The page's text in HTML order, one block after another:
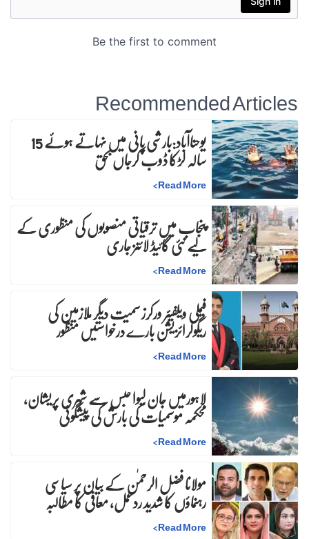
Recommended Articles
یوحناآباد:بارشی پانی میں نہاتے ہوئے 15 سالہ لڑکا ڈوب کرجاں بحق
Read More
>
پنجاب میں ترقیاتی منصوبوں کی منظوری کے
لیے نئی گائیڈ لائنز جاری
Read More
>
فیملی ویلفیئر ورکرز سمیت دیگر ملازمین کی
ریگولرائزیشن بارے درخواستیں منظور
Read More
>
لاہورمیں جان لیوا حبس سے شہری پریشان،
محکمہ موسمیات کی بارش کی پیشگوئی
Read More
>
مولانا فضل الرحمٰن کے بیان پر سیاسی
رہنماؤں کا شدید ردعمل، معافی کا مطالبہ
Read More
>